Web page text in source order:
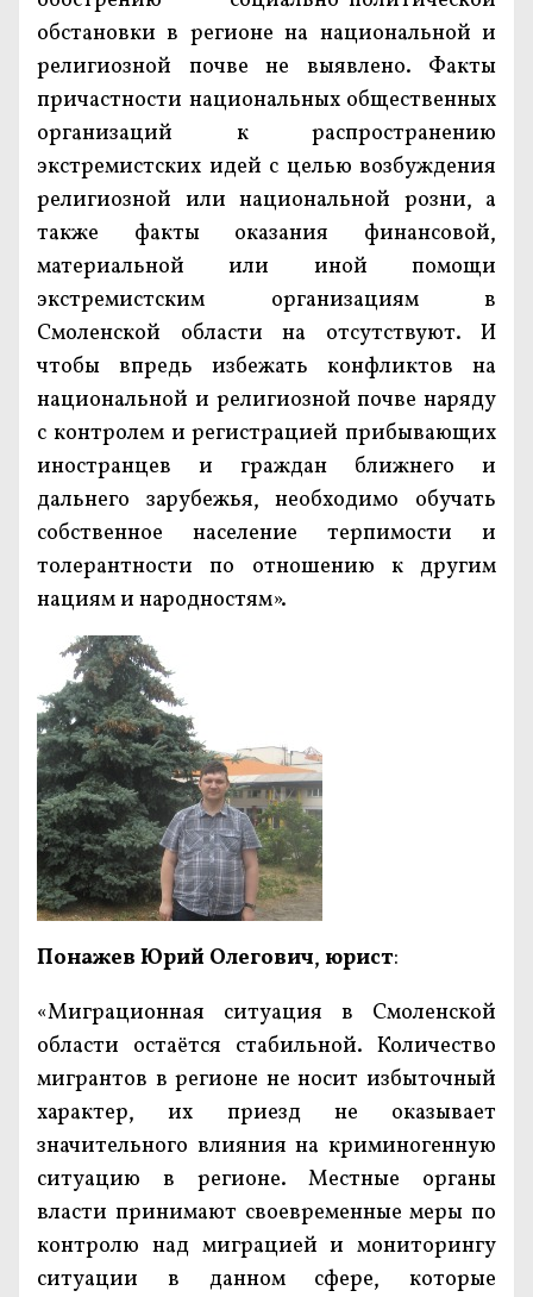
обстановки в регионе на национальной и
религиозной почве не выявлено. Факты
причастности национальных общественных
организаций к распространению
экстремистских идей с целью возбуждения
религиозной или национальной розни, а
также факты оказания финансовой,
материальной или иной помощи
экстремистским организациям в
Смоленской области на отсутствуют. И
чтобы впредь избежать конфликтов на
национальной и религиозной почве наряду
с контролем и регистрацией прибывающих
иностранцев и граждан ближнего и
дальнего зарубежья, необходимо обучать
собственное население терпимости и
толерантности по отношению к другим
нациям и народностям».
Понажев Юрий Олегович, юрист:
«Миграционная ситуация в Смоленской
области остаётся стабильной. Количество
мигрантов в регионе не носит избыточный
характер, их приезд не оказывает
значительного влияния на криминогенную
ситуацию в регионе. Местные органы
власти принимают своевременные меры по
контролю над миграцией и мониторингу
ситуации в данном сфере, которые